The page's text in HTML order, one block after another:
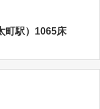
町駅）1065床